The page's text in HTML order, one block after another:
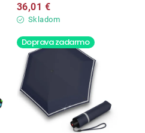
Skladom
36,01 €
Doprava zadarmo